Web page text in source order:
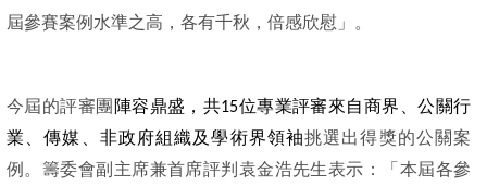
屆參賽案例水準之高，各有千秋，倍感欣慰」。
今屆的評審團 陣容鼎盛，共15位專業評審來自商界、公關行
業、傳媒、非政府組織及學術界領袖挑選出得獎的公關案
例。籌委會副主席兼首席評判袁金浩先生表示：「本屆各參